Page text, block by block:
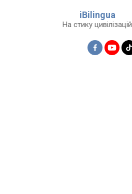
iBilingua
На стику цивілізацій